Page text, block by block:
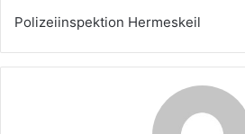
Polizeiinspektion Hermeskeil